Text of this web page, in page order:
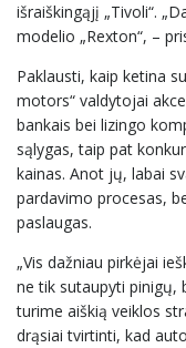
išraiškingąjį „Tivoli“.
modelio „Rexton“, –
Paklausti, kaip ketina
motors“ valdytojai
bankais bei lizingo
sąlygas, taip pat
kainas. Anot jų, labai
pardavimo procesas,
paslaugas.
„Vis dažniau pirkėjai
ne tik sutaupyti pinigų,
turime aiškią veiklos
drąsiai tvirtinti, kad